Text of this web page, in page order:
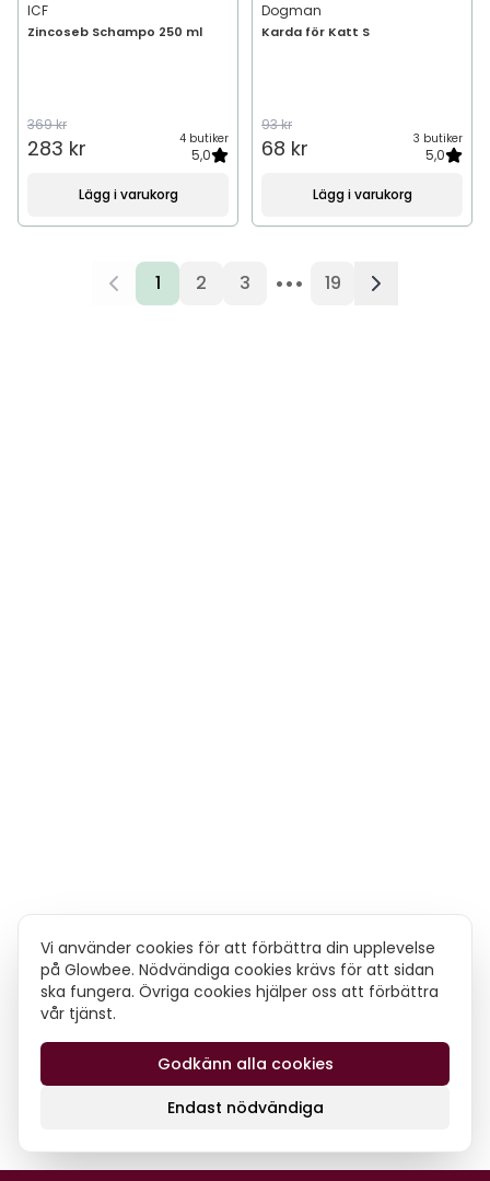
Vi använder cookies för att förbättra din upplevelse
på Glowbee. Nödvändiga cookies krävs för att sidan
ska fungera. Övriga cookies hjälper oss att förbättra
vår tjänst.
Endast nödvändiga
Godkänn alla cookies
ICF
Zincoseb Schampo 250 ml
369 kr
283 kr 4 butiker
5,0
Lägg i varukorg
Dogman
Karda för Katt S
93 kr
68 kr 3 butiker
5,0
Lägg i varukorg
1 2 3 ••• 19